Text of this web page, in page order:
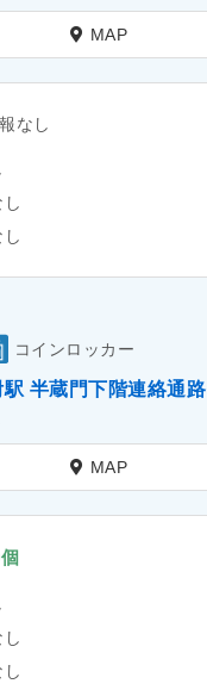
MAP
なし
コインロッカー
半蔵門下階連絡通路
MAP